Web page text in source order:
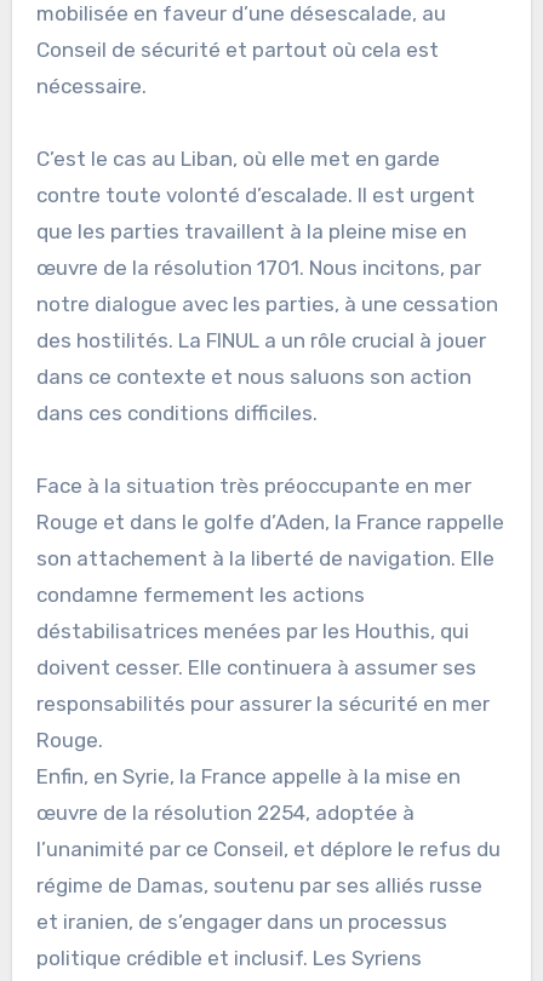
mobilisée en faveur d’une désescalade, au
Conseil de sécurité et partout où cela est
nécessaire.
C’est le cas au Liban, où elle met en garde
contre toute volonté d’escalade. Il est urgent
que les parties travaillent à la pleine mise en
œuvre de la résolution 1701. Nous incitons, par
notre dialogue avec les parties, à une cessation
des hostilités. La FINUL a un rôle crucial à jouer
dans ce contexte et nous saluons son action
dans ces conditions difficiles.
Face à la situation très préoccupante en mer
Rouge et dans le golfe d’Aden, la France rappelle
son attachement à la liberté de navigation. Elle
condamne fermement les actions
déstabilisatrices menées par les Houthis, qui
doivent cesser. Elle continuera à assumer ses
responsabilités pour assurer la sécurité en mer
Rouge.
Enfin, en Syrie, la France appelle à la mise en
œuvre de la résolution 2254, adoptée à
l’unanimité par ce Conseil, et déplore le refus du
régime de Damas, soutenu par ses alliés russe
et iranien, de s’engager dans un processus
politique crédible et inclusif. Les Syriens